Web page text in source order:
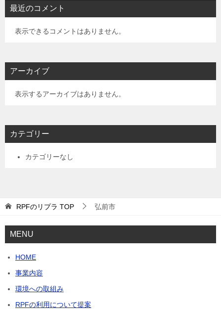
最近のコメント
表示できるコメントはありません。
アーカイブ
表示するアーカイブはありません。
カテゴリー
カテゴリーなし
RPFのリプラ TOP 弘前市
MENU
HOME
事業内容
環境への取組み
RPFの利用について提案